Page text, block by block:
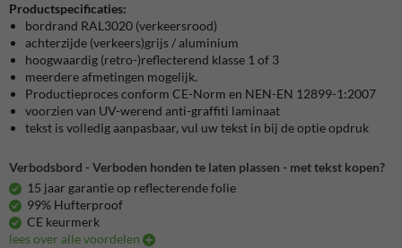
Productspecificaties:
bordrand RAL3020 (verkeersrood)
achterzijde (verkeers)grijs / aluminium
hoogwaardig (retro-)reflecterend klasse 1 of 3
meerdere afmetingen mogelijk.
Productieproces conform CE-Norm en NEN-EN 12899-1:2007
voorzien van UV-werend anti-graffiti laminaat
tekst is volledig aanpasbaar, vul uw tekst in bij de optie opdruk
Verbodsbord - Verboden honden te laten plassen - met tekst kopen?
15 jaar garantie op reflecterende folie
99% Hufterproof
CE keurmerk
lees over alle voordelen